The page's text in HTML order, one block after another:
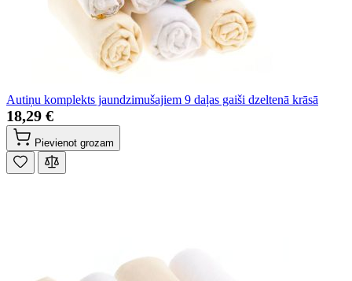
Autiņu komplekts jaundzimušajiem 9 daļas gaiši dzeltenā krāsā
18,29 €
Pievienot grozam